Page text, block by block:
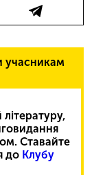
учасникам
Ставайте
до Клубу